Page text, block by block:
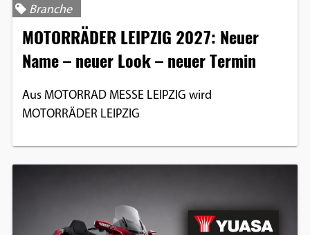
Branche
MOTORRÄDER LEIPZIG 2027: Neuer
Name – neuer Look – neuer Termin
Aus MOTORRAD MESSE LEIPZIG wird
MOTORRÄDER LEIPZIG
Einverständnis-Optionen des Benutzers
Cookie Laufzeit:
1 Jahr
Um Inhalte von Videoplattformen und
Social Media Plattformen anzeigen zu